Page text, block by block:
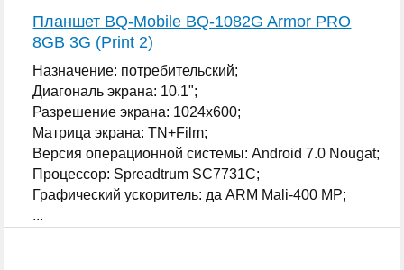
Планшет BQ-Mobile BQ-1082G Armor PRO
8GB 3G (Print 2)
Назначение: потребительский;
Диагональ экрана: 10.1";
Разрешение экрана: 1024x600;
Матрица экрана: TN+Film;
Версия операционной системы: Android 7.0 Nougat;
Процессор: Spreadtrum SC7731C;
Графический ускоритель: да ARM Mali-400 MP;
...